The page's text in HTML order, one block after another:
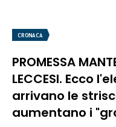
CRONACA
PROMESSA
LECCESI. Ecco
arrivano le
aumentano i